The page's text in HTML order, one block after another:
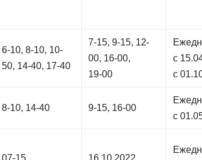
6-10, 8-10, 10-
50, 14-40, 17-40
7-15, 9-15, 12-
00, 16-00,
19-00
с
с
8-10, 14-40 9-15, 16-00
с
07-15 16.10.2022